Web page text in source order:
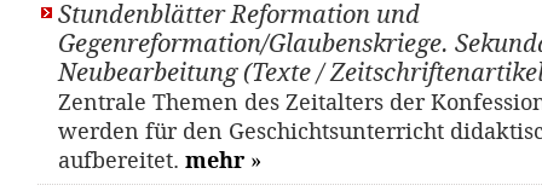
Stundenblätter Reformation und
Gegenreformation/Glaubenskriege.
Neubearbeitung (Texte /
Zentrale Themen des Zeitalters der
werden für den Geschichtsunterricht
aufbereitet. mehr »